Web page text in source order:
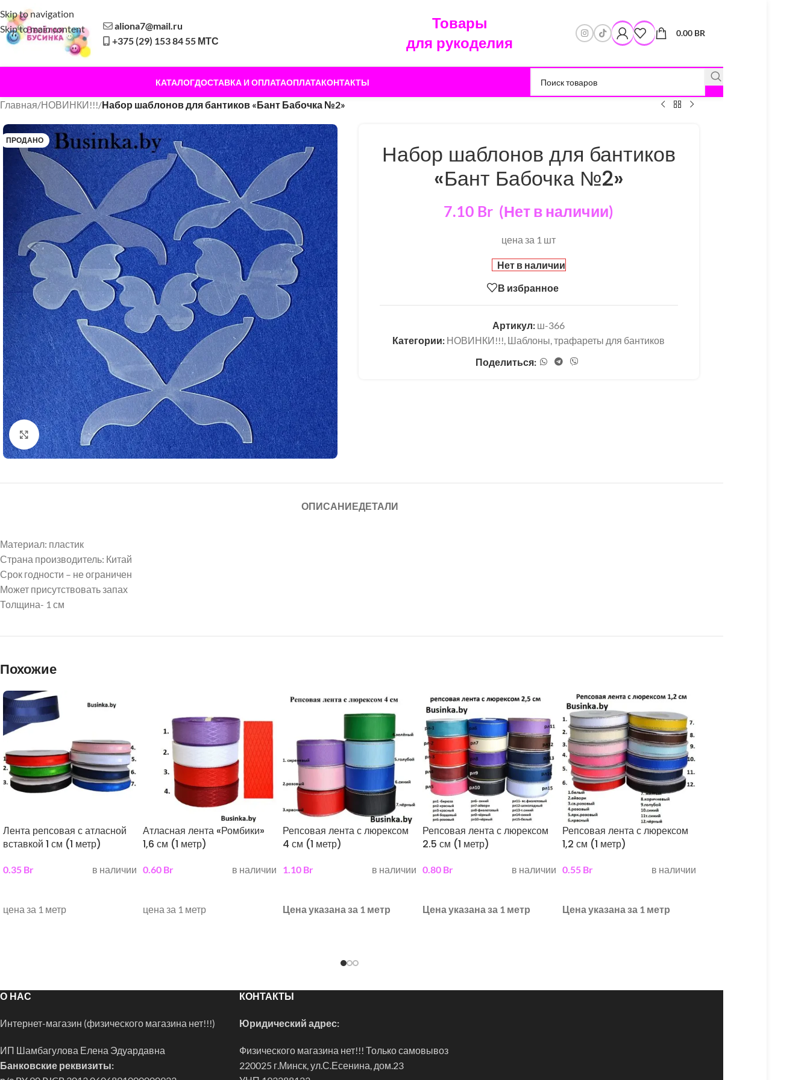
Skip to navigation
Skip to main content
aliona7@mail.ru
+375 (29) 153 84 55 МТС
Товары
для рукоделия
0.00 BR
КАТАЛОГДОСТАВКА И ОПЛАТАОПЛАТАКОНТАКТЫ
Главная/НОВИНКИ!!!/Набор шаблонов для бантиков «Бант Бабочка №2»
ПРОДАНО
Нажмите, чтобы увеличить
Набор шаблонов для бантиков
«Бант Бабочка №2»
7.10 Br (Нет в наличии)
цена за 1 шт
Нет в наличии
В избранное
Артикул: ш-366
Категории: НОВИНКИ!!!, Шаблоны, трафареты для бантиков
Поделиться:
ОПИСАНИЕДЕТАЛИ
Материал: пластик
Страна производитель: Китай
Срок годности – не ограничен
Может присутствовать запах
Толщина- 1 см
Похожие
Лента репсовая с атласной
вставкой 1 см (1 метр)
0.35 Br в наличии
цена за 1 метр
Атласная лента «Ромбики»
1,6 см (1 метр)
0.60 Br в наличии
цена за 1 метр
Репсовая лента с люрексом
4 см (1 метр)
1.10 Br в наличии
Цена указана за 1 метр
Репсовая лента с люрексом
2.5 см (1 метр)
0.80 Br в наличии
Цена указана за 1 метр
Репсовая лента с люрексом
1,2 см (1 метр)
0.55 Br в наличии
Цена указана за 1 метр
О НАС
Интернет-магазин (физического магазина нет!!!)
ИП Шамбагулова Елена Эдуардавна
Банковские реквизиты:
КОНТАКТЫ
Юридический адрес:
Физического магазина нет!!! Только самовывоз
220025 г.Минск, ул.С.Есенина, дом.23